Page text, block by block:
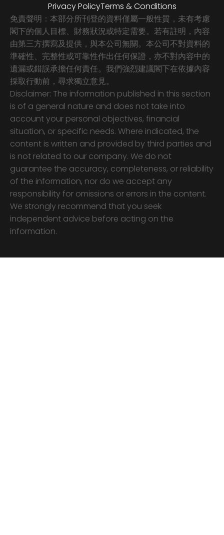
Privacy PolicyTerms & Conditions
免責聲明：本部分所刊登的資料僅屬一般性質，未有考慮
閣下的個人目標、財務狀況或特定需要。若有註明，內容
由第三方撰寫及提供，與本公司無關。本公司不對資料的
準確性、完整性或可靠性作出任何保證，亦不對內容中的
遺漏或錯誤承擔任何責任。我們強烈建議閣下在依據內容
採取行動前，尋求獨立意見。
Disclaimer: The information published in this section
is of a general nature and does not take into
account your personal objectives, financial
situation, or specific needs. Where indicated, the
content is written and provided by third parties and
is not related to our company. We do not
guarantee the accuracy, completeness, or reliability
of the information, nor do we accept any
responsibility for omissions or errors in the content.
We strongly recommend that you seek
independent advice before acting on the
information.